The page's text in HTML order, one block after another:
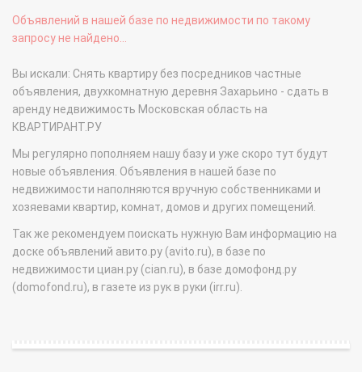
Объявлений в нашей базе по недвижимости по такому
запросу не найдено...
Вы искали: Снять квартиру без посредников частные
объявления, двухкомнатную деревня Захарьино - сдать в
аренду недвижимость Московская область на
КВАРТИРАНТ.РУ
Мы регулярно пополняем нашу базу и уже скоро тут будут
новые объявления. Объявления в нашей базе по
недвижимости наполняются вручную собственниками и
хозяевами квартир, комнат, домов и других помещений.
Так же рекомендуем поискать нужную Вам информацию на
доске объявлений авито.ру (avito.ru), в базе по
недвижимости циан.ру (cian.ru), в базе домофонд.ру
(domofond.ru), в газете из рук в руки (irr.ru).